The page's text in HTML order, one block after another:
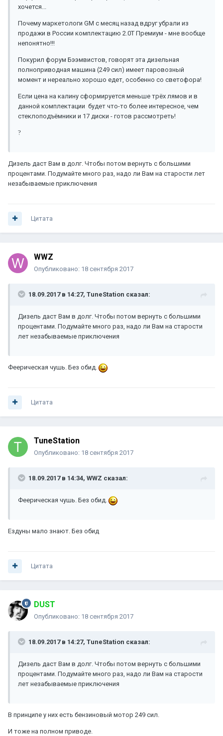
хочется...
Почему маркетологи GM с месяц назад вдруг убрали из
продажи в России комплектацию 2.0Т Премиум - мне вообще
непонятно!!!
Покурил форум Бээмвистов, говорят эта дизельная
полноприводная машина (249 сил) имеет паровозный
момент и нереально хорошо едет, особенно со светофора!
Если цена на калину сформируется меньше трёх лямов и в
данной комплектации будет что-то более интересное, чем
стеклоподъёмники и 17 диски - готов рассмотреть!
?
Дизель даст Вам в долг. Чтобы потом вернуть с большими
процентами. Подумайте много раз, надо ли Вам на старости лет
незабываемые приключения
Цитата
WWZ
Опубликовано: 18 сентября 2017
18.09.2017 в 14:27, TuneStation сказал:
Дизель даст Вам в долг. Чтобы потом вернуть с большими
процентами. Подумайте много раз, надо ли Вам на старости
лет незабываемые приключения
Феерическая чушь. Без обид.
Цитата
TuneStation
Опубликовано: 18 сентября 2017
18.09.2017 в 14:34, WWZ сказал:
Феерическая чушь. Без обид.
Ездуны мало знают. Без обид
Цитата
DUST
Опубликовано: 18 сентября 2017
18.09.2017 в 14:27, TuneStation сказал:
Дизель даст Вам в долг. Чтобы потом вернуть с большими
процентами. Подумайте много раз, надо ли Вам на старости
лет незабываемые приключения
В принципе у них есть бензиновый мотор 249 сил.
И тоже на полном приводе.